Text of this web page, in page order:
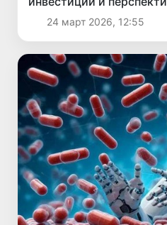
24 март 2026, 12:55